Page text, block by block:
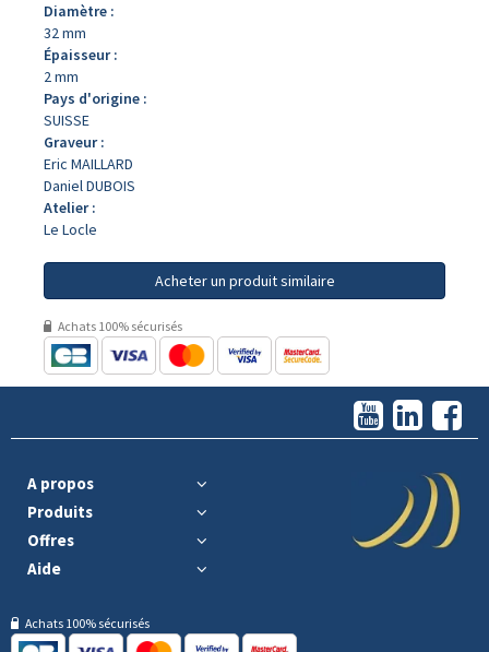
Diamètre :
32 mm
Épaisseur :
2 mm
Pays d'origine :
SUISSE
Graveur :
Eric MAILLARD
Daniel DUBOIS
Atelier :
Le Locle
Acheter un produit similaire
Achats 100% sécurisés
A propos
Produits
Offres
Aide
Achats 100% sécurisés